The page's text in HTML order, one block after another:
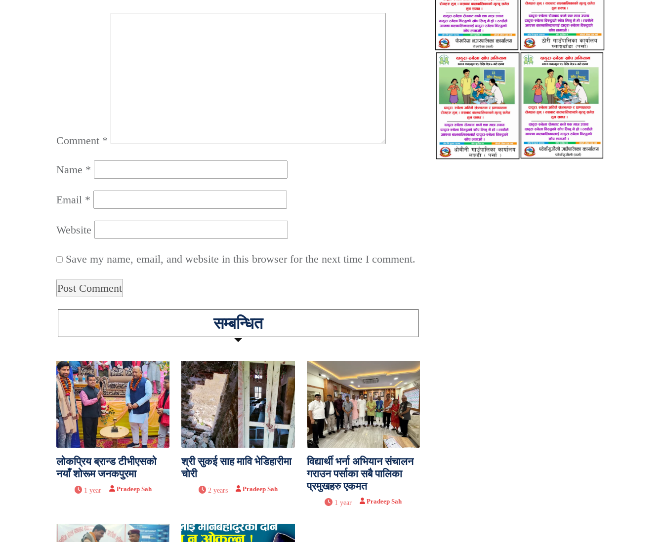
Comment *
Name *
Email *
Website
Save my name, email, and website in this browser for the next time I comment.
सम्बन्धित
लोकप्रिय ब्रान्ड टीभीएसको
नयाँ शोरूम जनकपुरमा
1 year Pradeep Sah
श्री सुकई साह मावि भेडिहारीमा
चाेरी
2 years Pradeep Sah
विद्यार्थी भर्ना अभियान संचालन
गराउन पर्साका सबै पालिका
प्रमुखहरु एकमत
1 year Pradeep Sah